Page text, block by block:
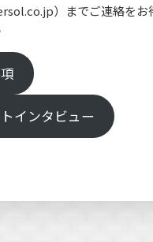
）までご連絡をお
インタビュー